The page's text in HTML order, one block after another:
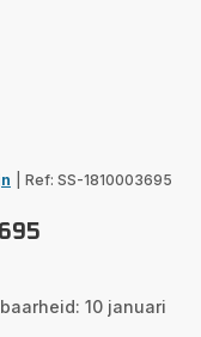
Ref: SS-1810003695
10 januari